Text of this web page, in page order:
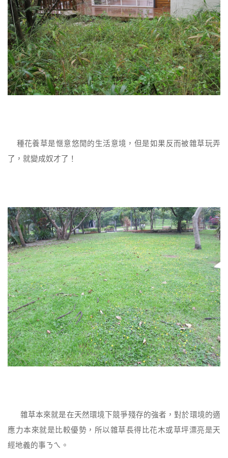
種花養草是愜意悠閒的生活意境，但是如果反而被雜草玩弄
了，就變成奴才了！
雜草本來就是在天然環境下競爭殘存的強者，對於環境的適
應力本來就是比較優勢，所以雜草長得比花木或草坪漂亮是天
經地義的事ㄋㄟ。